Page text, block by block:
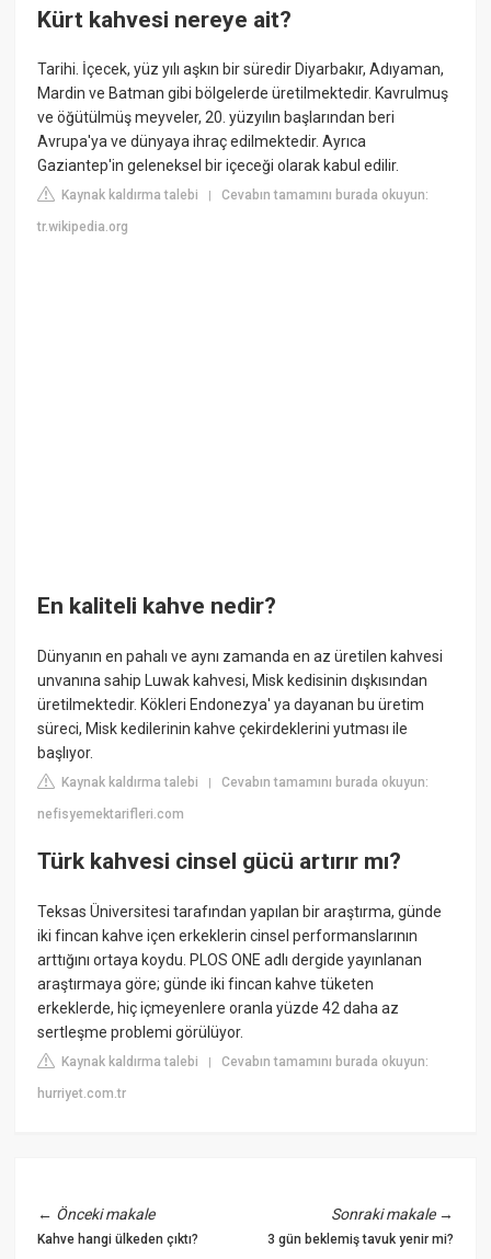
Kürt kahvesi nereye ait?
Tarihi. İçecek, yüz yılı aşkın bir süredir Diyarbakır, Adıyaman,
Mardin ve Batman gibi bölgelerde üretilmektedir. Kavrulmuş
ve öğütülmüş meyveler, 20. yüzyılın başlarından beri
Avrupa'ya ve dünyaya ihraç edilmektedir. Ayrıca
Gaziantep'in geleneksel bir içeceği olarak kabul edilir.
Kaynak kaldırma talebi |Cevabın tamamını burada okuyun:
tr.wikipedia.org
En kaliteli kahve nedir?
Dünyanın en pahalı ve aynı zamanda en az üretilen kahvesi
unvanına sahip Luwak kahvesi, Misk kedisinin dışkısından
üretilmektedir. Kökleri Endonezya' ya dayanan bu üretim
süreci, Misk kedilerinin kahve çekirdeklerini yutması ile
başlıyor.
Kaynak kaldırma talebi |Cevabın tamamını burada okuyun:
nefisyemektarifleri.com
Türk kahvesi cinsel gücü artırır mı?
Teksas Üniversitesi tarafından yapılan bir araştırma, günde
iki fincan kahve içen erkeklerin cinsel performanslarının
arttığını ortaya koydu. PLOS ONE adlı dergide yayınlanan
araştırmaya göre; günde iki fincan kahve tüketen
erkeklerde, hiç içmeyenlere oranla yüzde 42 daha az
sertleşme problemi görülüyor.
Kaynak kaldırma talebi |Cevabın tamamını burada okuyun:
hurriyet.com.tr
← Önceki makale
Kahve hangi ülkeden çıktı?
Sonraki makale→
3 gün beklemiş tavuk yenir mi?